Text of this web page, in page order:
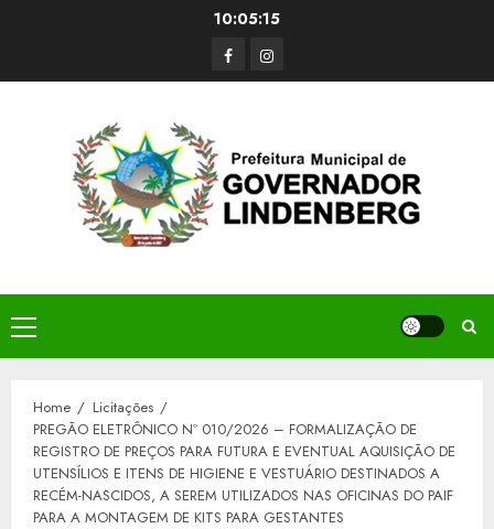
10:05:15
FacerbookInstagram
Primary
Menu
Home
Licitações
PREGÃO ELETRÔNICO Nº 010/2026 – FORMALIZAÇÃO DE
REGISTRO DE PREÇOS PARA FUTURA E EVENTUAL AQUISIÇÃO DE
UTENSÍLIOS E ITENS DE HIGIENE E VESTUÁRIO DESTINADOS A
RECÉM-NASCIDOS, A SEREM UTILIZADOS NAS OFICINAS DO PAIF
PARA A MONTAGEM DE KITS PARA GESTANTES